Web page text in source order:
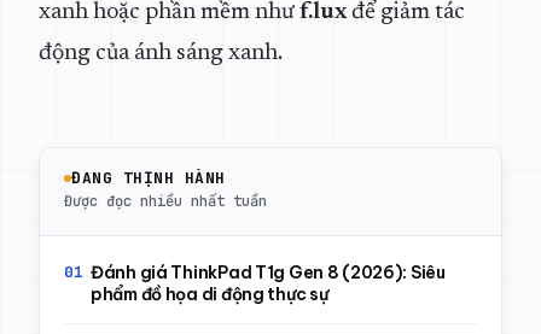
xanh hoặc phần mềm như f.luxđể giảm tác
động của ánh sáng xanh.
ĐANG THỊNH HÀNH
Được đọc nhiều nhất tuần
Đánh giá ThinkPad T1g Gen 8 (2026): Siêu
phẩm đồ họa di động thực sự